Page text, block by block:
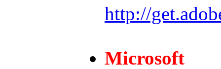
http://
Microsoft